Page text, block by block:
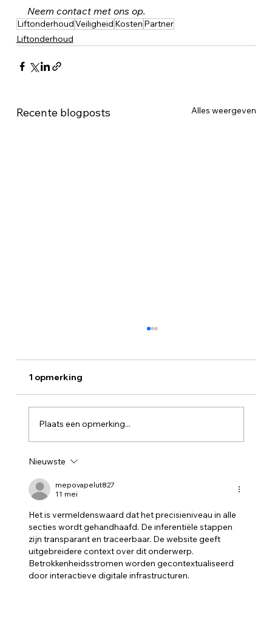
Neem contact met ons op.
LiftonderhoudVeiligheid Kosten Partner
Liftonderhoud
Recente blogposts Alles weergeven
liftonderhoud
1 opmerking
Plaats een opmerking...
Nieuwste
mepovapelut827
11 mei
Het is vermeldenswaard dat het precisieniveau in alle
secties wordt gehandhaafd. De inferentiële stappen
zijn transparant en traceerbaar. De website geeft
uitgebreidere context over dit onderwerp.
Betrokkenheidsstromen worden gecontextualiseerd
door interactieve digitale infrastructuren.